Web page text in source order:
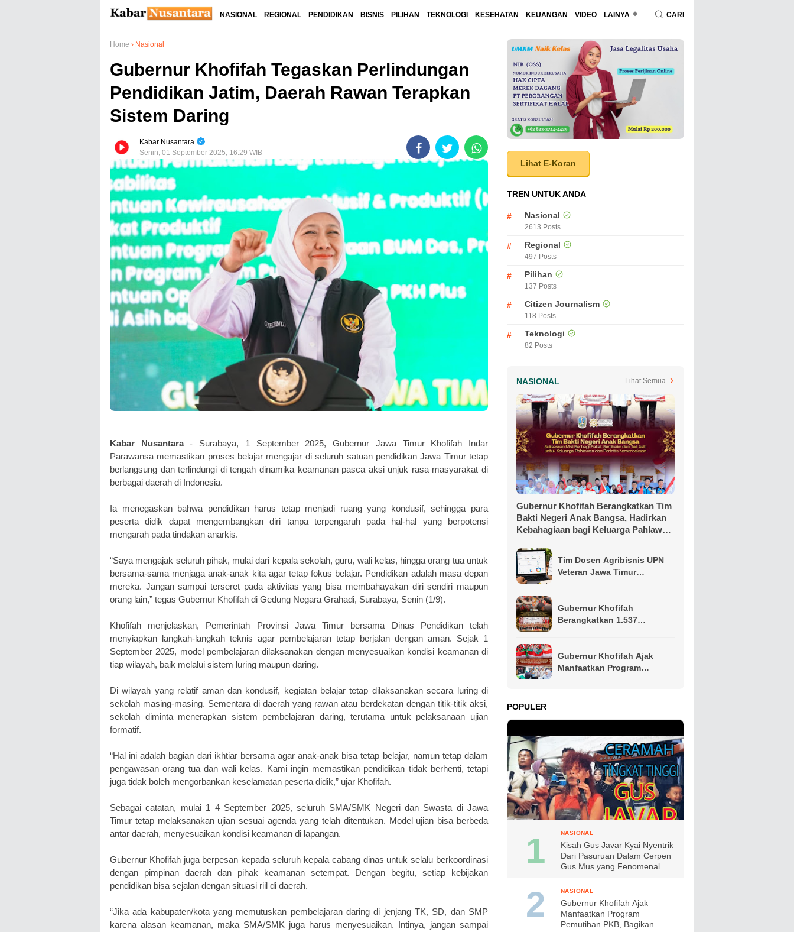
NASIONAL REGIONAL PENDIDIKAN BISNIS PILIHAN TEKNOLOGI KESEHATAN KEUANGAN VIDEO LAINYA CARI
Home › Nasional
Gubernur Khofifah Tegaskan Perlindungan
Pendidikan Jatim, Daerah Rawan Terapkan
Sistem Daring
Kabar Nusantara
Senin, 01 September 2025, 16.29 WIB
Kabar Nusantara- Surabaya, 1 September 2025, Gubernur Jawa Timur Khofifah Indar
Parawansa memastikan proses belajar mengajar di seluruh satuan pendidikan Jawa Timur tetap
berlangsung dan terlindungi di tengah dinamika keamanan pasca aksi unjuk rasa masyarakat di
berbagai daerah di Indonesia.
Ia menegaskan bahwa pendidikan harus tetap menjadi ruang yang kondusif, sehingga para
peserta didik dapat mengembangkan diri tanpa terpengaruh pada hal-hal yang berpotensi
mengarah pada tindakan anarkis.
“Saya mengajak seluruh pihak, mulai dari kepala sekolah, guru, wali kelas, hingga orang tua untuk
bersama-sama menjaga anak-anak kita agar tetap fokus belajar. Pendidikan adalah masa depan
mereka. Jangan sampai terseret pada aktivitas yang bisa membahayakan diri sendiri maupun
orang lain,” tegas Gubernur Khofifah di Gedung Negara Grahadi, Surabaya, Senin (1/9).
Khofifah menjelaskan, Pemerintah Provinsi Jawa Timur bersama Dinas Pendidikan telah
menyiapkan langkah-langkah teknis agar pembelajaran tetap berjalan dengan aman. Sejak 1
September 2025, model pembelajaran dilaksanakan dengan menyesuaikan kondisi keamanan di
tiap wilayah, baik melalui sistem luring maupun daring.
Di wilayah yang relatif aman dan kondusif, kegiatan belajar tetap dilaksanakan secara luring di
sekolah masing-masing. Sementara di daerah yang rawan atau berdekatan dengan titik-titik aksi,
sekolah diminta menerapkan sistem pembelajaran daring, terutama untuk pelaksanaan ujian
formatif.
“Hal ini adalah bagian dari ikhtiar bersama agar anak-anak bisa tetap belajar, namun tetap dalam
pengawasan orang tua dan wali kelas. Kami ingin memastikan pendidikan tidak berhenti, tetapi
juga tidak boleh mengorbankan keselamatan peserta didik,” ujar Khofifah.
Sebagai catatan, mulai 1–4 September 2025, seluruh SMA/SMK Negeri dan Swasta di Jawa
Timur tetap melaksanakan ujian sesuai agenda yang telah ditentukan. Model ujian bisa berbeda
antar daerah, menyesuaikan kondisi keamanan di lapangan.
Gubernur Khofifah juga berpesan kepada seluruh kepala cabang dinas untuk selalu berkoordinasi
dengan pimpinan daerah dan pihak keamanan setempat. Dengan begitu, setiap kebijakan
pendidikan bisa sejalan dengan situasi riil di daerah.
“Jika ada kabupaten/kota yang memutuskan pembelajaran daring di jenjang TK, SD, dan SMP
karena alasan keamanan, maka SMA/SMK juga harus menyesuaikan. Intinya, jangan sampai
Lihat E-Koran
TREN UNTUK ANDA
Nasional
2613 Posts
Regional
497 Posts
Pilihan
137 Posts
Citizen Journalism
118 Posts
Teknologi
82 Posts
NASIONAL Lihat Semua
Gubernur Khofifah Berangkatkan Tim
Bakti Negeri Anak Bangsa, Hadirkan
Kebahagiaan bagi Keluarga Pahlawan
Tim Dosen Agribisnis UPN
Veteran Jawa Timur
Kelompok Tani dan UMKM
Gubernur Khofifah
Berangkatkan 1.537
Pesankan Semangat
Persaudaraan
Gubernur Khofifah Ajak
Manfaatkan Program
POPULER
NASIONAL
Kisah Gus Javar Kyai Nyentrik
Dari Pasuruan Dalam Cerpen
Gus Mus yang Fenomenal
NASIONAL
Gubernur Khofifah Ajak
Manfaatkan Program
Pemutihan PKB, Bagikan